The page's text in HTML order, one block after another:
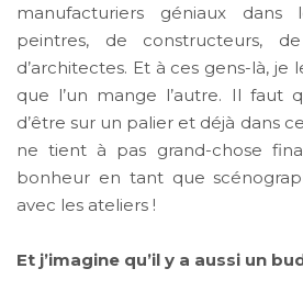
manufacturiers géniaux dans
peintres, de constructeurs,
d’architectes. Et à ces gens-là, je
que l’un mange l’autre. Il faut
d’être sur un palier et déjà dans
ne tient à pas grand-chose
bonheur en tant que
avec les ateliers !
Et j’imagine qu’il y a aussi un